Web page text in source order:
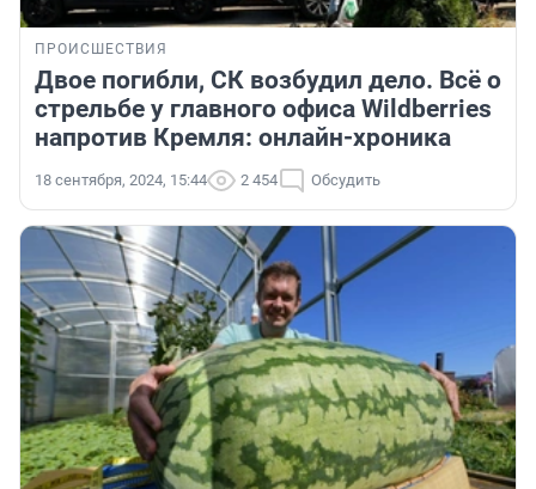
ПРОИСШЕСТВИЯ
Двое погибли, СК возбудил дело. Всё о
стрельбе у главного офиса Wildberries
напротив Кремля: онлайн-хроника
18 сентября, 2024, 15:44 2 454 Обсудить